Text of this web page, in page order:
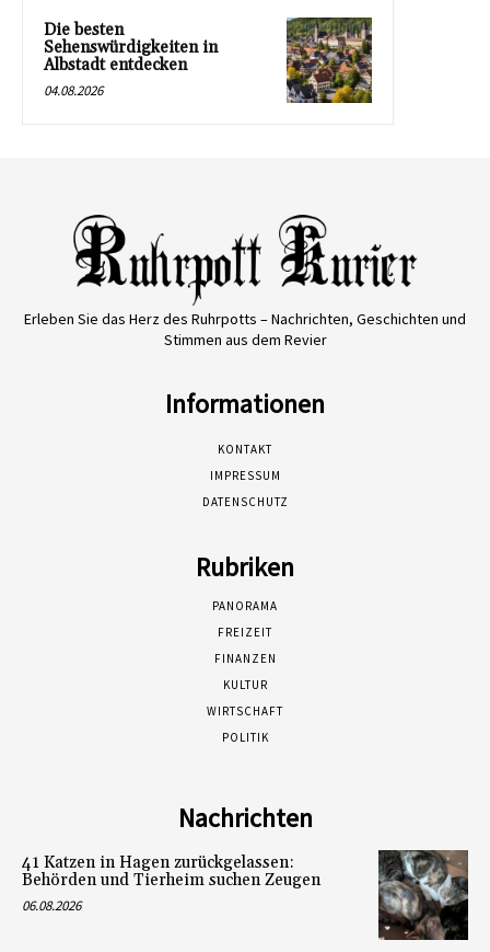
Die besten
Sehenswürdigkeiten in
Albstadt entdecken
04.08.2026
Erleben Sie das Herz des Ruhrpotts – Nachrichten, Geschichten und
Stimmen aus dem Revier
Informationen
KONTAKT
IMPRESSUM
DATENSCHUTZ
Rubriken
PANORAMA
FREIZEIT
FINANZEN
KULTUR
WIRTSCHAFT
POLITIK
Nachrichten
41 Katzen in Hagen zurückgelassen:
Behörden und Tierheim suchen Zeugen
06.08.2026